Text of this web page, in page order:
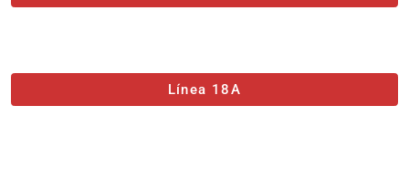
Línea 18A